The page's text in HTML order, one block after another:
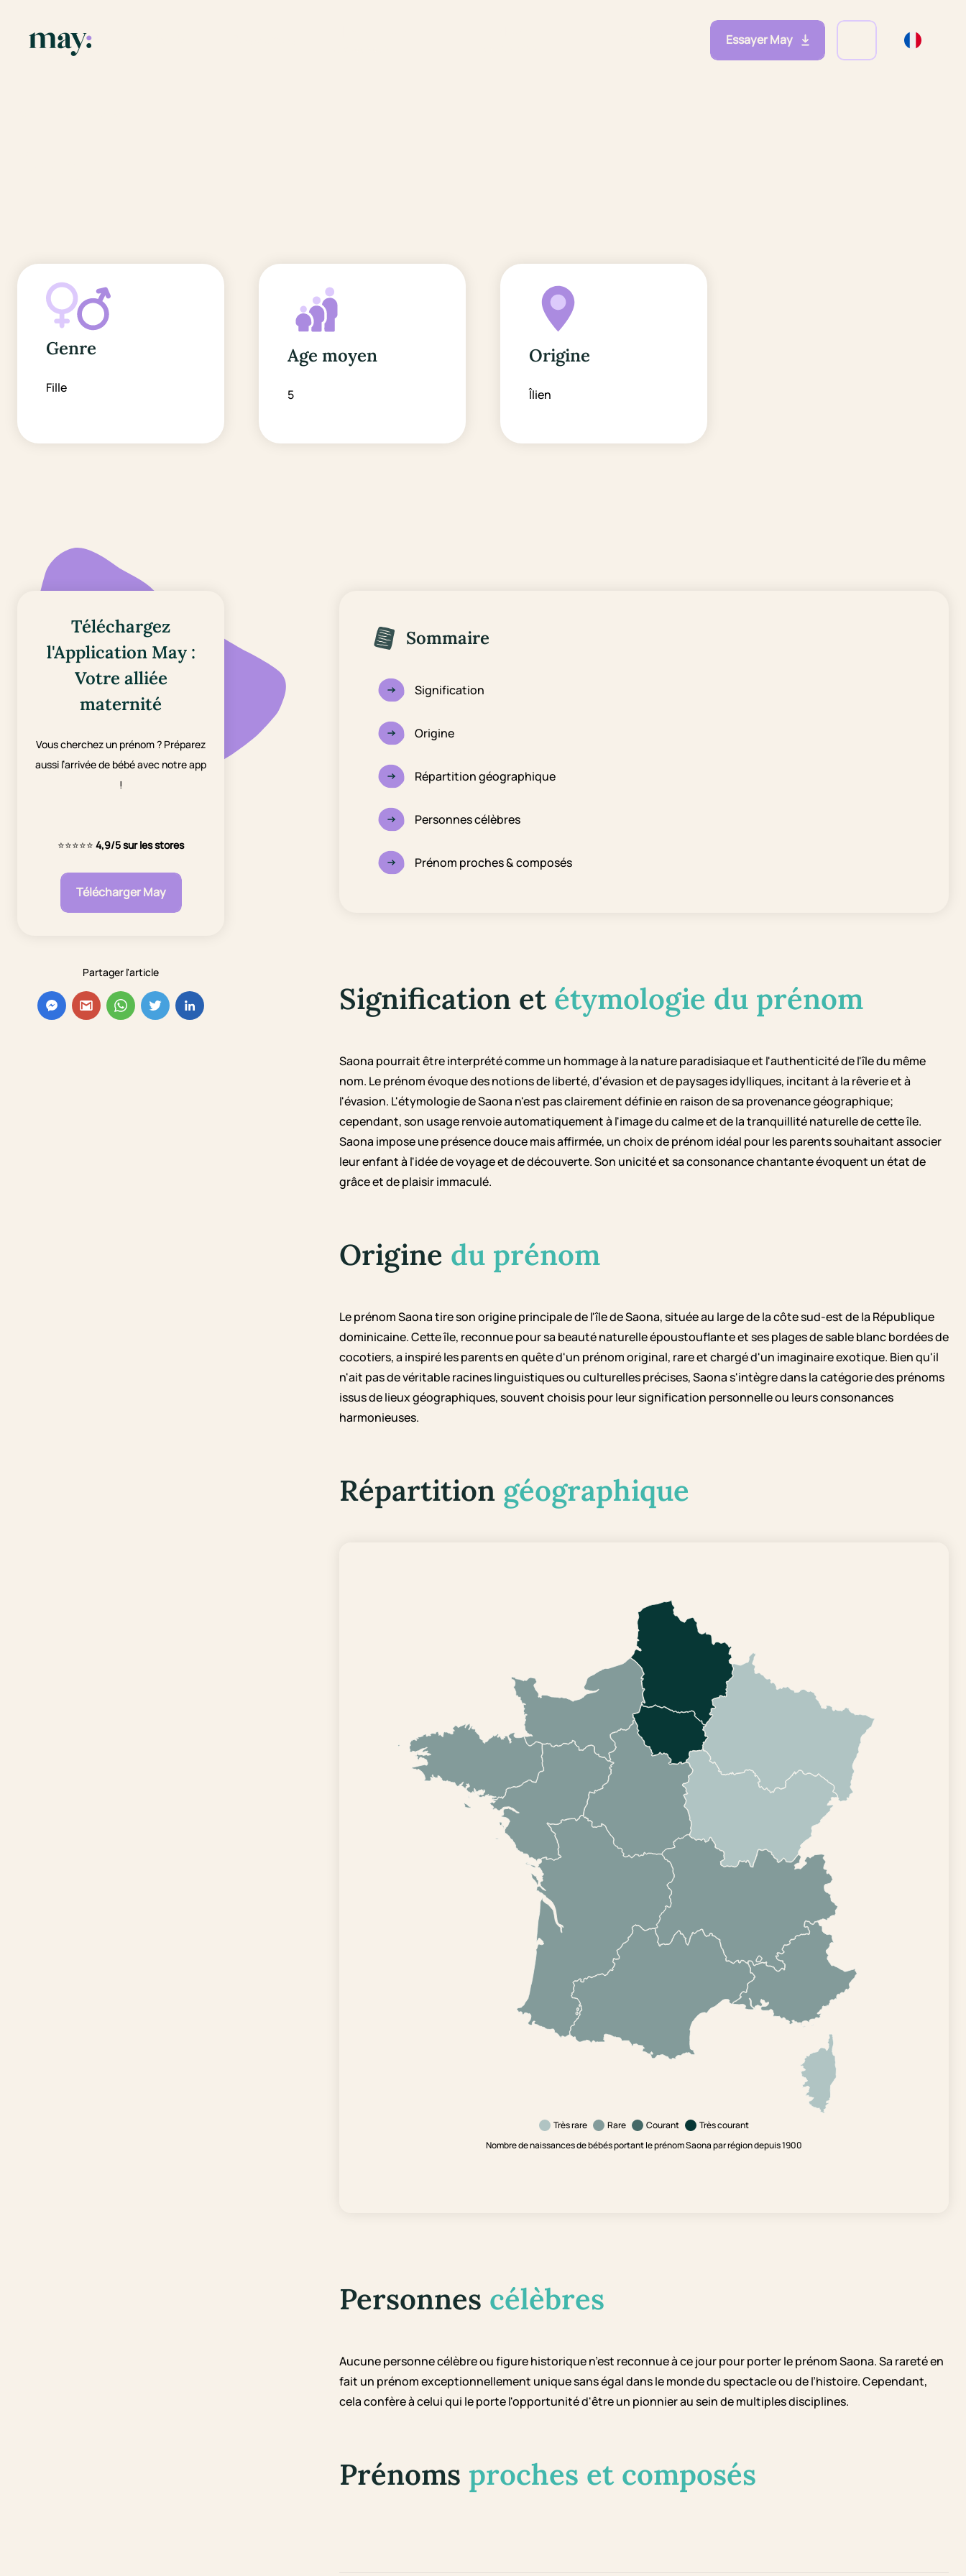
Essayer May
Genre
Fille
Age moyen
5
Origine
Îlien
Téléchargez
l'Application May :
Votre alliée
maternité
Vous cherchez un prénom ? Préparez
aussi l’arrivée de bébé avec notre app
!
⭐⭐⭐⭐⭐ 4,9/5 sur les stores
Télécharger May
Partager l'article
Sommaire
Signification
Origine
Répartition géographique
Personnes célèbres
Prénom proches & composés
Signification et étymologie du prénom
Saona pourrait être interprété comme un hommage à la nature paradisiaque et l'authenticité de l'île du même
nom. Le prénom évoque des notions de liberté, d'évasion et de paysages idylliques, incitant à la rêverie et à
l'évasion. L'étymologie de Saona n'est pas clairement définie en raison de sa provenance géographique;
cependant, son usage renvoie automatiquement à l'image du calme et de la tranquillité naturelle de cette île.
Saona impose une présence douce mais affirmée, un choix de prénom idéal pour les parents souhaitant associer
leur enfant à l'idée de voyage et de découverte. Son unicité et sa consonance chantante évoquent un état de
grâce et de plaisir immaculé.
Origine du prénom
Le prénom Saona tire son origine principale de l'île de Saona, située au large de la côte sud-est de la République
dominicaine. Cette île, reconnue pour sa beauté naturelle époustouflante et ses plages de sable blanc bordées de
cocotiers, a inspiré les parents en quête d'un prénom original, rare et chargé d'un imaginaire exotique. Bien qu'il
n'ait pas de véritable racines linguistiques ou culturelles précises, Saona s'intègre dans la catégorie des prénoms
issus de lieux géographiques, souvent choisis pour leur signification personnelle ou leurs consonances
harmonieuses.
Répartition géographique
Très rare Rare Courant
Très courant
Nombre de naissances de bébés portant le prénom Saona par région depuis 1900
Personnes célèbres
Aucune personne célèbre ou figure historique n’est reconnue à ce jour pour porter le prénom Saona. Sa rareté en
fait un prénom exceptionnellement unique sans égal dans le monde du spectacle ou de l’histoire. Cependant,
cela confère à celui qui le porte l'opportunité d'être un pionnier au sein de multiples disciplines.
Prénoms proches et composés